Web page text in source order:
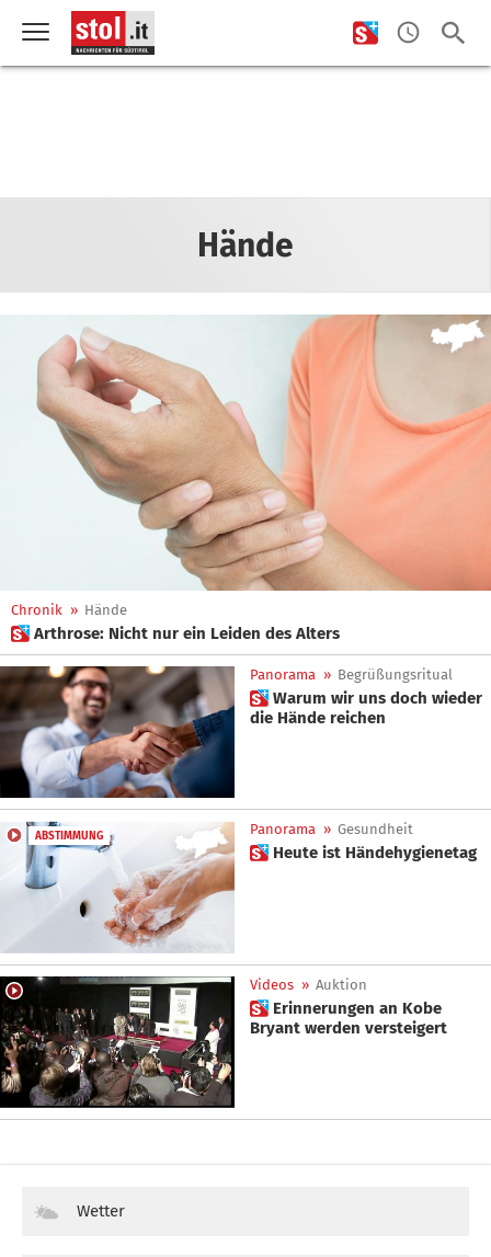
Hände
Chronik » Hände
 Arthrose: Nicht nur ein Leiden des Alters
Panorama » Begrüßungsritual
 Warum wir uns doch wieder
die Hände reichen
ABSTIMMUNG Panorama » Gesundheit
 Heute ist Händehygienetag
Videos » Auktion
 Erinnerungen an Kobe
Bryant werden versteigert
Wetter